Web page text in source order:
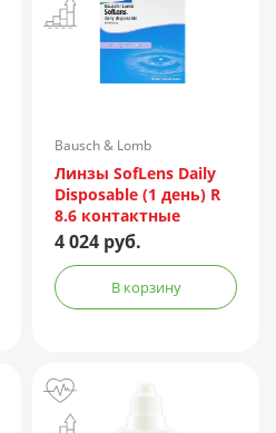
Bausch & Lomb
Линзы SofLens Daily
Disposable (1 день) R
8.6 контактные
мягкие корриг. -1,50
4 024 руб.
В корзину